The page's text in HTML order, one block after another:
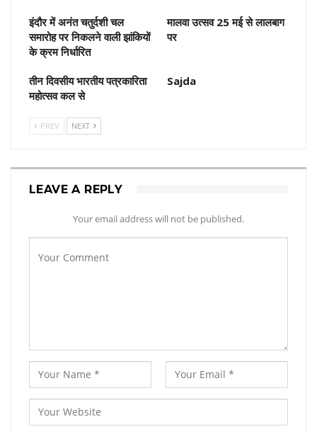
इंदौर में अनंत चतुर्दशी चल
समारोह पर निकलने वाली झांकियों
के क्रम निर्धारित
मालवा उत्सव 25 मई से लालबाग
पर
तीन दिवसीय भारतीय पत्रकारिता
महोत्सव कल से
Sajda
PREV NEXT
LEAVE A REPLY
Your email address will not be published.